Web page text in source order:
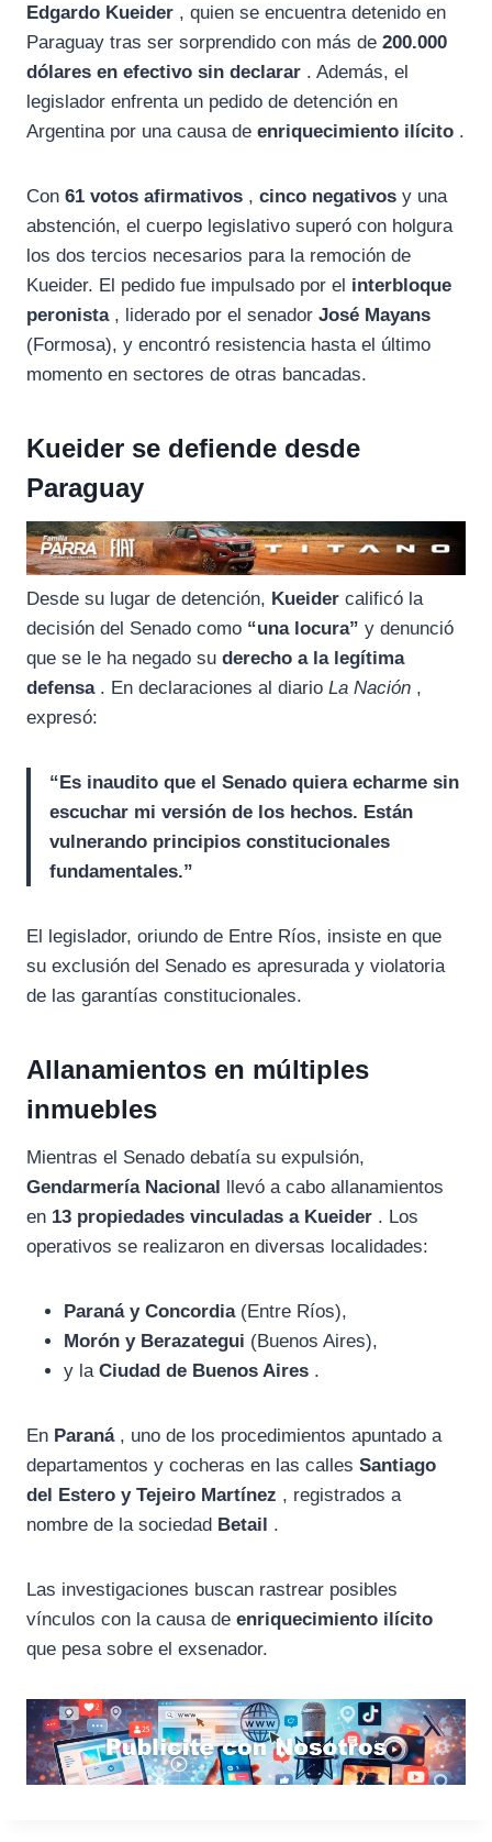
e
b
e
g
t
s
Edgardo Kueider , quien se encuentra detenido en
Paraguay tras ser sorprendido con más de 200.000
dólares en efectivo sin declarar . Además, el
legislador enfrenta un pedido de detención en
Argentina por una causa de enriquecimiento ilícito .
Con 61 votos afirmativos , cinco negativos y una
abstención, el cuerpo legislativo superó con holgura
los dos tercios necesarios para la remoción de
Kueider. El pedido fue impulsado por el interbloque
peronista, liderado por el senador José Mayans
(Formosa), y encontró resistencia hasta el último
momento en sectores de otras bancadas.
Kueider se defiende desde
Paraguay
Desde su lugar de detención, Kueider calificó la
decisión del Senado como “una locura” y denunció
que se le ha negado su derecho a la legítima
defensa. En declaraciones al diario La Nación ,
expresó:
“Es inaudito que el Senado quiera echarme sin
escuchar mi versión de los hechos. Están
vulnerando principios constitucionales
fundamentales.”
El legislador, oriundo de Entre Ríos, insiste en que
su exclusión del Senado es apresurada y violatoria
de las garantías constitucionales.
Allanamientos en múltiples
inmuebles
Mientras el Senado debatía su expulsión,
Gendarmería Nacional llevó a cabo allanamientos
en 13 propiedades vinculadas a Kueider . Los
operativos se realizaron en diversas localidades:
Paraná y Concordia(Entre Ríos),
Morón y Berazategui (Buenos Aires),
y la Ciudad de Buenos Aires .
En Paraná, uno de los procedimientos apuntado a
departamentos y cocheras en las calles Santiago
del Estero y Tejeiro Martínez , registrados a
nombre de la sociedad Betail .
Las investigaciones buscan rastrear posibles
vínculos con la causa de enriquecimiento ilícito
que pesa sobre el exsenador.